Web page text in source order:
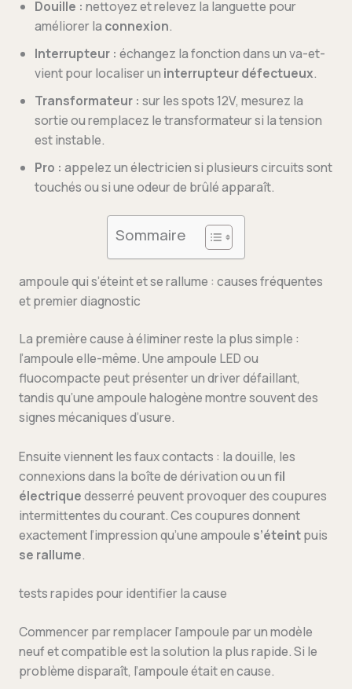
Douille : nettoyez et relevez la languette pour
améliorer la connexion.
Interrupteur : échangez la fonction dans un va-et-
vient pour localiser un interrupteur défectueux.
Transformateur : sur les spots 12V, mesurez la
sortie ou remplacez le transformateur si la tension
est instable.
Pro : appelez un électricien si plusieurs circuits sont
touchés ou si une odeur de brûlé apparaît.
Sommaire
ampoule qui s’éteint et se rallume : causes fréquentes
et premier diagnostic
La première cause à éliminer reste la plus simple :
l’ampoule elle-même. Une ampoule LED ou
fluocompacte peut présenter un driver défaillant,
tandis qu’une ampoule halogène montre souvent des
signes mécaniques d’usure.
Ensuite viennent les faux contacts : la douille, les
connexions dans la boîte de dérivation ou unfil
électriquedesserré peuvent provoquer des coupures
intermittentes du courant. Ces coupures donnent
exactement l’impression qu’une ampoule s’éteintpuis
se rallume.
tests rapides pour identifier la cause
Commencer par remplacer l’ampoule par un modèle
neuf et compatible est la solution la plus rapide. Si le
problème disparaît, l’ampoule était en cause.